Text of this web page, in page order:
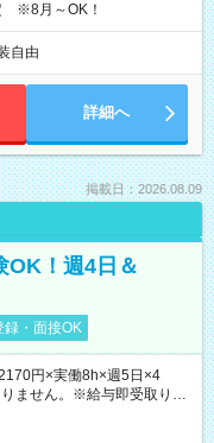
※8月～OK！
自由
詳細へ
掲載日：2026.08.09
OK！週4日＆
録・面接OK
円×実働8h×週5日×4
ません。※給与即受取りサ